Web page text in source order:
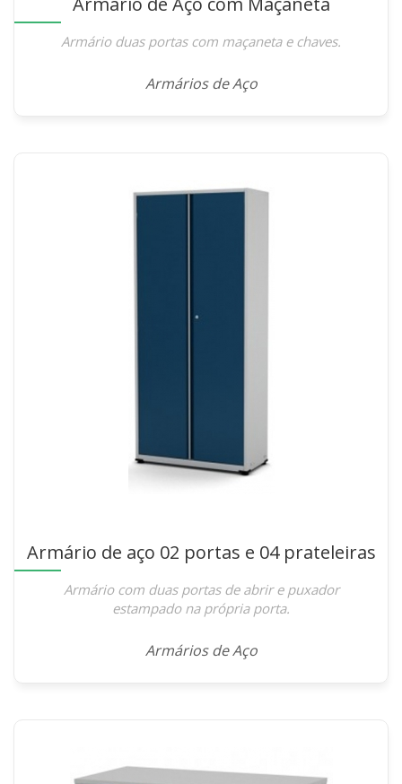
Armário duas portas com maçaneta e chaves.
Armários de Aço
Armário de aço 02 portas e 04 prateleiras
Armário com duas portas de abrir e puxador
estampado na própria porta.
Armários de Aço